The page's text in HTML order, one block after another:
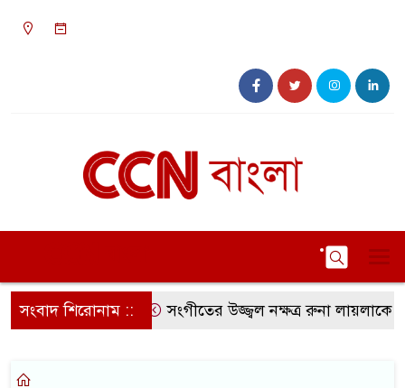
সংবাদ শিরোনাম :: সংগীতের উজ্জ্বল নক্ষত্র রুনা লায়লাকে